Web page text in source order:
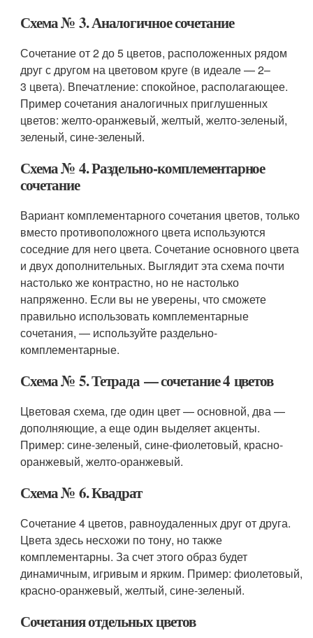
Схема № 3. Аналогичное сочетание
Сочетание от 2 до 5 цветов, расположенных рядом
друг с другом на цветовом круге (в идеале — 2–
3 цвета). Впечатление: спокойное, располагающее.
Пример сочетания аналогичных приглушенных
цветов: желто-оранжевый, желтый, желто-зеленый,
зеленый, сине-зеленый.
Схема № 4. Раздельно-комплементарное
сочетание
Вариант комплементарного сочетания цветов, только
вместо противоположного цвета используются
соседние для него цвета. Сочетание основного цвета
и двух дополнительных. Выглядит эта схема почти
настолько же контрастно, но не настолько
напряженно. Если вы не уверены, что сможете
правильно использовать комплементарные
сочетания, — используйте раздельно-
комплементарные.
Схема № 5. Тетрада — сочетание 4 цветов
Цветовая схема, где один цвет — основной, два —
дополняющие, а еще один выделяет акценты.
Пример: сине-зеленый, сине-фиолетовый, красно-
оранжевый, желто-оранжевый.
Схема № 6. Квадрат
Сочетание 4 цветов, равноудаленных друг от друга.
Цвета здесь несхожи по тону, но также
комплементарны. За счет этого образ будет
динамичным, игривым и ярким. Пример: фиолетовый,
красно-оранжевый, желтый, сине-зеленый.
Сочетания отдельных цветов